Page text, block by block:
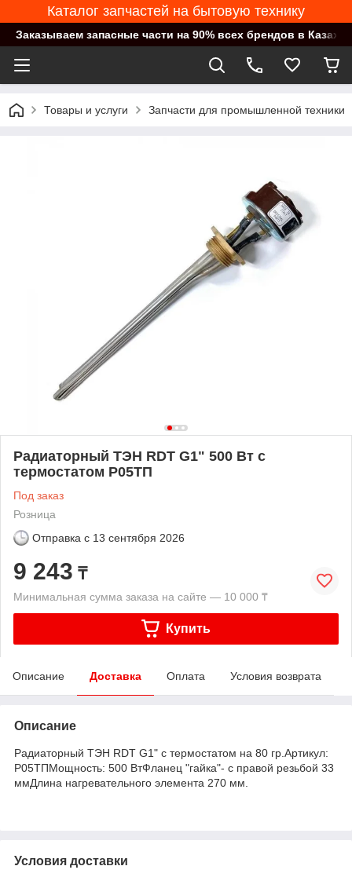
Каталог запчастей на бытовую технику
Заказываем запасные части на 90% всех брендов в
Товары и услуги Запчасти для промышленной техники
Радиаторный ТЭН RDT G1" 500 Вт с
термостатом Р05ТП
Под заказ
Розница
Отправка с 13 сентября 2026
9 243 ₸
Минимальная сумма заказа на сайте — 10 000 ₸
Купить
Описание Доставка Оплата Условия возврата
Описание
Радиаторный ТЭН RDT G1" с термостатом на 80 гр.Артикул:
Р05ТПМощность: 500 ВтФланец "гайка"- с правой резьбой 33
ммДлина нагревательного элемента 270 мм.
Условия доставки